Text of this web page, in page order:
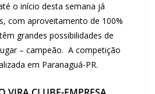
o início desta semana já
com aproveitamento de 100%
grandes possibilidades de
– campeão. A competição
em Paranaguá-PR.